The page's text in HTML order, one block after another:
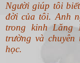
Người giúp tôi
đời của tôi. Anh
trong kinh Lăng
trường và
học.